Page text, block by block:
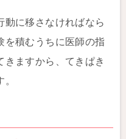
動に移さなければなら
を積むうちに医師の指
きますから、てきぱき